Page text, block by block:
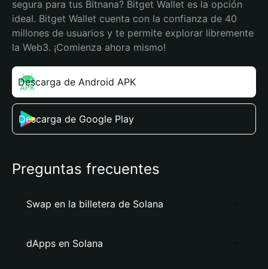
segura para tus Bitnana? Bitget Wallet es la opción
ideal. Bitget Wallet cuenta con la confianza de 40
millones de usuarios y te permite explorar libremente
la Web3. ¡Comienza ahora mismo!
Descarga de Android APK
Descarga de Google Play
Preguntas frecuentes
Swap en la billetera de Solana
dApps en Solana